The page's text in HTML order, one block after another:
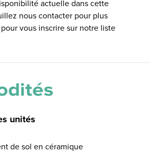
actuelle dans cette
nous contacter pour plus
vous inscrire sur notre liste
unités
de sol en céramique